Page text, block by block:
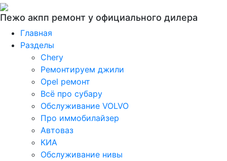
Пежо акпп ремонт у официального дилера
Главная
Разделы
Chery
Ремонтируем джили
Opel ремонт
Всё про субару
Обслуживание VOLVO
Про иммобилайзер
Автоваз
КИА
Обслуживание нивы